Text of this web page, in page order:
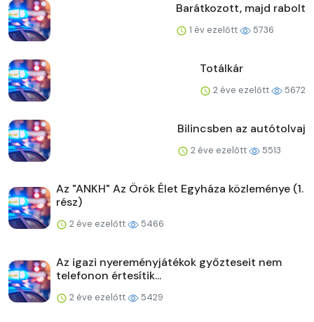
Barátkozott, majd rabolt
1 év ezelőtt 5736
Totálkár
2 éve ezelőtt 5672
Bilincsben az autótolvaj
2 éve ezelőtt 5513
Az "ANKH" Az Örök Élet Egyháza közleménye (1.
rész)
2 éve ezelőtt 5466
Az igazi nyereményjátékok győzteseit nem
telefonon értesítik...
2 éve ezelőtt 5429